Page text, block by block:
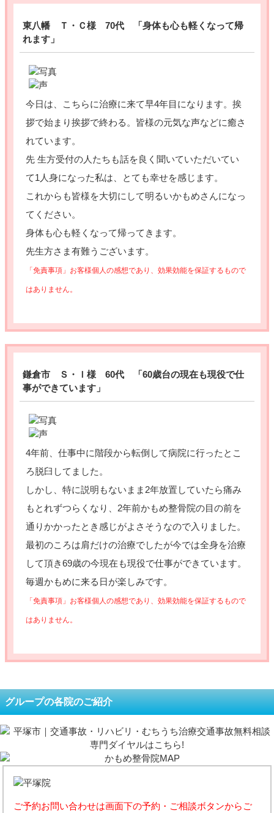
東八幡 Ｔ・Ｃ様 70代 「身体も心も軽くなって帰
れます」
今日は、こちらに治療に来て早4年目になります。挨
拶で始まり挨拶で終わる。皆様の元気な声などに癒さ
れています。
先 生方受付の人たちも話を良く聞いていただいてい
て1人身になった私は、とても幸せを感じます。
これからも皆様を大切にして明るいかもめさんになっ
てください。
身体も心も軽くなって帰ってきます。
先生方さま有難うございます。
「免責事項」お客様個人の感想であり、効果効能を保証するもので
はありません。
鎌倉市 Ｓ・Ｉ様 60代 「60歳台の現在も現役で仕
事ができています」
4年前、仕事中に階段から転倒して病院に行ったとこ
ろ脱臼してました。
しかし、特に説明もないまま2年放置していたら痛み
もとれずつらくなり、2年前かもめ整骨院の目の前を
通りかかったとき感じがよさそうなので入りました。
最初のころは肩だけの治療でしたが今では全身を治療
して頂き69歳の今現在も現役で仕事ができています。
毎週かもめに来る日が楽しみです。
「免責事項」お客様個人の感想であり、効果効能を保証するもので
はありません。
グループの各院のご紹介
ご予約お問い合わせは画面下の予約・ご相談ボタンからご